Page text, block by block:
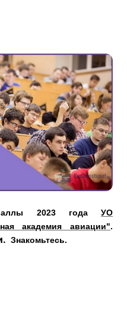
2023 года УО
академия авиации".
Знакомьтесь.